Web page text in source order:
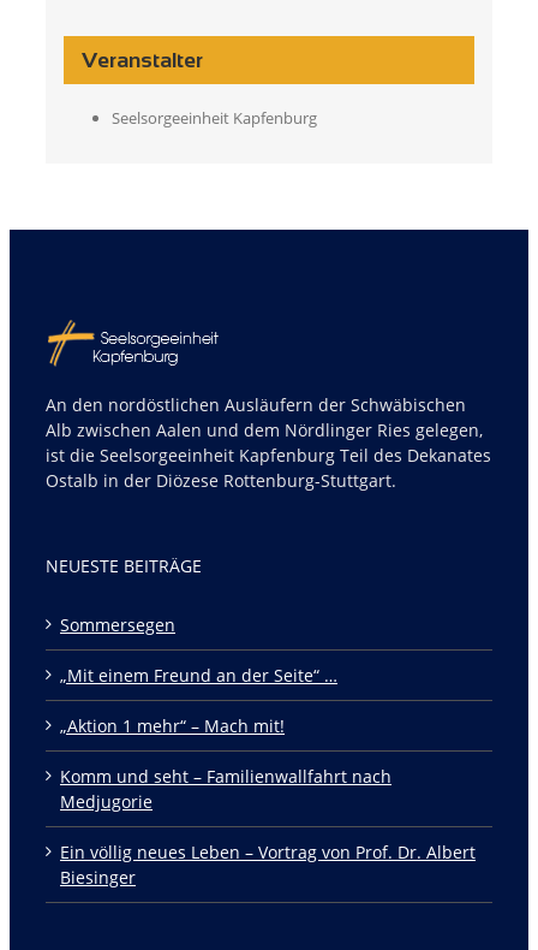
Veranstalter
Seelsorgeeinheit Kapfenburg
An den nordöstlichen Ausläufern der Schwäbischen
Alb zwischen Aalen und dem Nördlinger Ries gelegen,
ist die Seelsorgeeinheit Kapfenburg Teil des Dekanates
Ostalb in der Diözese Rottenburg-Stuttgart.
NEUESTE BEITRÄGE
Sommersegen
„Mit einem Freund an der Seite“ …
„Aktion 1 mehr“ – Mach mit!
Komm und seht – Familienwallfahrt nach
Medjugorie
Ein völlig neues Leben – Vortrag von Prof. Dr. Albert
Biesinger